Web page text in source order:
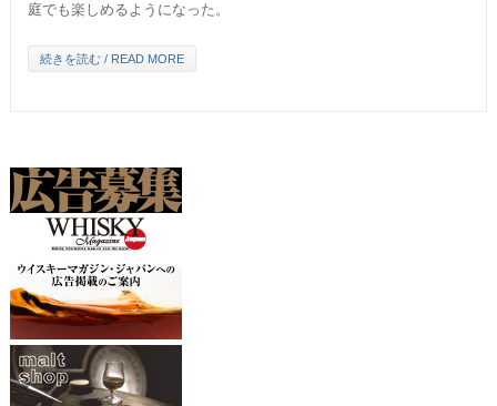
庭でも楽しめるようになった。
続きを読む / READ MORE